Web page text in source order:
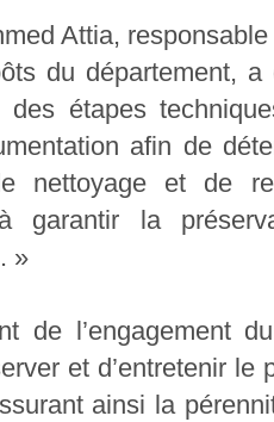
Attia,
du département,
étapes
afin de
nettoyage et de
à garantir la
»
de l’engagement
et d’entretenir le
ainsi la